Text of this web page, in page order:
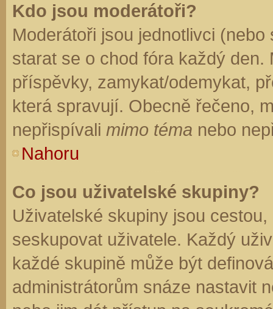
Kdo jsou moderátoři?
Moderátoři jsou jednotlivci
starat se o chod fóra každý
příspěvky, zamykat/odemykat,
která spravují. Obecně řečeno,
nepřispívali mimo téma nebo
Nahoru
Co jsou uživatelské skupiny?
Uživatelské skupiny jsou
seskupovat uživatele. Každý
každé skupině může být
administrátorům snáze nastavit